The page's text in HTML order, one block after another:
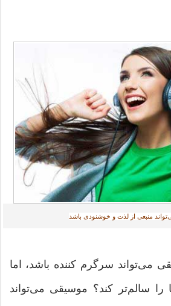
منبعی از لذت و خوشنودی باشد
می‌تواند سرگرم کننده باشد، اما
سالم‌تر کند؟ موسیقی می‌تواند